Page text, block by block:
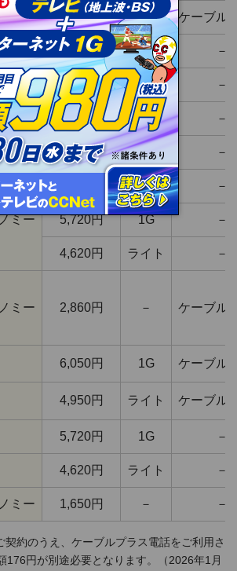
4,950円 ライト ケーブル
ーA 10,670円 1G －
A 9,570円 1G －
ィA 9,570円 1G －
トA 8,140円 1G －
ミー
1G －
5,720円 1G －
4,620円 ライト －
ミー 2,860円 － ケーブル
6,050円 1G ケーブル
4,950円 ライト ケーブル
5,720円 1G －
4,620円 ライト －
ミー 1,650円 － －
契約のうえ、ケーブルプラス電話をご利用さ
176円が別途必要となります。（2026年1月